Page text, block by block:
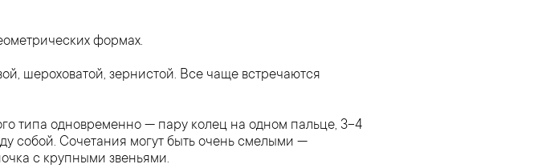
формах.
шероховатой, зернистой. Все чаще встречаются
типа одновременно — пару колец на одном пальце, 3–4
собой. Сочетания могут быть очень смелыми —
с крупными звеньями.